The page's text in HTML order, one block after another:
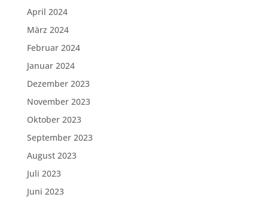
April 2024
März 2024
Februar 2024
Januar 2024
Dezember 2023
November 2023
Oktober 2023
September 2023
August 2023
Juli 2023
Juni 2023